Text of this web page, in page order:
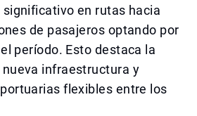
en rutas hacia
de pasajeros optando por
período. Esto destaca la
infraestructura y
flexibles entre los